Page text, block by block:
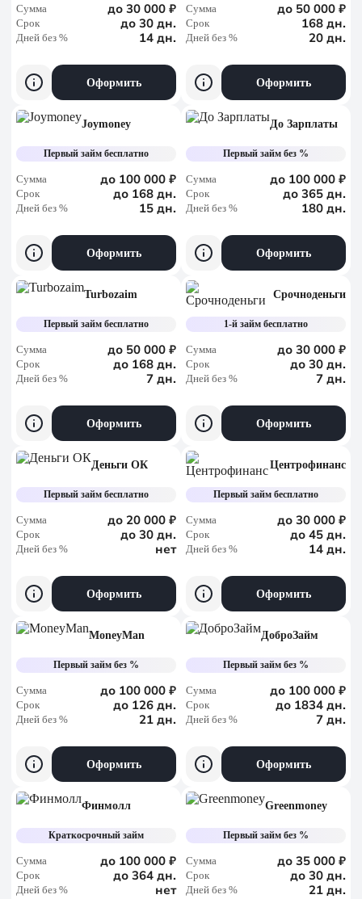
Сумма до 30 000 ₽
Срок до 30 дн.
Дней без % 14 дн.
Оформить
Сумма до 50 000 ₽
Срок 168 дн.
Дней без % 20 дн.
Оформить
Joymoney
Первый займ бесплатно
Сумма до 100 000 ₽
Срок до 168 дн.
Дней без % 15 дн.
Оформить
До Зарплаты
Первый займ без %
Сумма до 100 000 ₽
Срок до 365 дн.
Дней без % 180 дн.
Оформить
Turbozaim
Первый займ бесплатно
Сумма до 50 000 ₽
Срок до 168 дн.
Дней без % 7 дн.
Оформить
Срочноденьги
1-й займ бесплатно
Сумма до 30 000 ₽
Срок до 30 дн.
Дней без % 7 дн.
Оформить
Деньги ОК
Первый займ бесплатно
Сумма до 20 000 ₽
Срок до 30 дн.
Дней без % нет
Оформить
Центрофинанс
Первый займ бесплатно
Сумма до 30 000 ₽
Срок до 45 дн.
Дней без % 14 дн.
Оформить
MoneyMan
Первый займ без %
Сумма до 100 000 ₽
Срок до 126 дн.
Дней без % 21 дн.
Оформить
ДоброЗайм
Первый займ без %
Сумма до 100 000 ₽
Срок до 1834 дн.
Дней без % 7 дн.
Оформить
Финмолл
Краткосрочный займ
Сумма до 100 000 ₽
Срок до 364 дн.
Дней без % нет
Greenmoney
Первый займ без %
Сумма до 35 000 ₽
Срок до 30 дн.
Дней без % 21 дн.